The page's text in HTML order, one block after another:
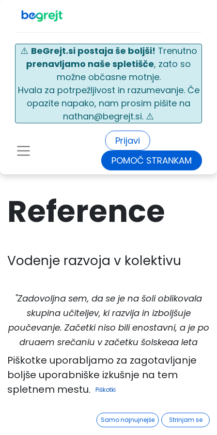
Prijavi
POMOČ STRANKAM
⚠️ BeGrejt.si postaja še boljši! Trenutno
prenavljamo naše spletišče, zato so
možne občasne motnje.
Hvala za potrpežljivost in razumevanje. Če
opazite napako, nam prosim pišite na
nathan@begrejt.si. ⚠️
Reference
Vodenje razvoja v kolektivu
"Zadovoljna sem, da se je na šoli oblikovala
skupina učiteljev, ki razvija in izboljšuje
poučevanje. Začetki niso bili enostavni, a je po
drugem srečanju v začetku šolskega leta
prišlo do preboja pri članih kolektiva, ki so želeli
rasti, ustvarjati in iskati rešitve pri izzivih s
katerimi so se soočali. Meni, kot pedagoškemu
dala zagon za sodelovanje in podporo
učiteljem."
Piškotke uporabljamo za zagotavljanje
boljše uporabniške izkušnje na tem
spletnem mestu.
Piškotki
Samo najnujnejše Strinjam se